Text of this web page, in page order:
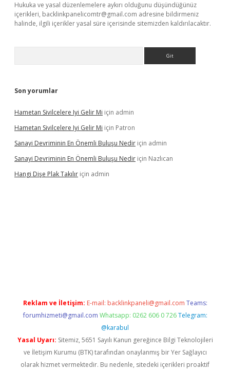
Hukuka ve yasal düzenlemelere aykırı olduğunu düşündüğünüz
içerikleri, backlinkpanelicomtr@gmail.com adresine bildirmeniz
halinde, ilgili içerikler yasal süre içerisinde sitemizden kaldırılacaktır.
Son yorumlar
Hametan Sivilcelere Iyi Gelir Mi için admin
Hametan Sivilcelere Iyi Gelir Mi için Patron
Sanayi Devriminin En Önemli Buluşu Nedir için admin
Sanayi Devriminin En Önemli Buluşu Nedir için Nazlıcan
Hangi Dişe Plak Takılır için admin
Reklam ve İletişim: E-mail: backlinkpaneli@gmail.com Teams:
forumhizmeti@gmail.com Whatsapp: 0262 606 0 726 Telegram:
@karabul
Yasal Uyarı: Sitemiz, 5651 Sayılı Kanun gereğince Bilgi Teknolojileri
ve İletişim Kurumu (BTK) tarafından onaylanmış bir Yer Sağlayıcı
olarak hizmet vermektedir. Bu nedenle, sitedeki içerikleri proaktif